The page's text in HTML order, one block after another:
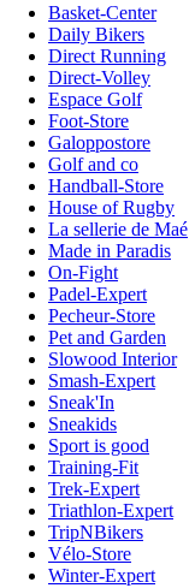
Basket-Center
Daily Bikers
Direct Running
Direct-Volley
Espace Golf
Foot-Store
Galoppostore
Golf and co
Handball-Store
House of Rugby
La sellerie de Maé
Made in Paradis
On-Fight
Padel-Expert
Pecheur-Store
Pet and Garden
Slowood Interior
Smash-Expert
Sneak'In
Sneakids
Sport is good
Training-Fit
Trek-Expert
Triathlon-Expert
TripNBikers
Vélo-Store
Winter-Expert